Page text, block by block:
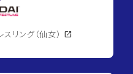
リング（仙女） open_in_new